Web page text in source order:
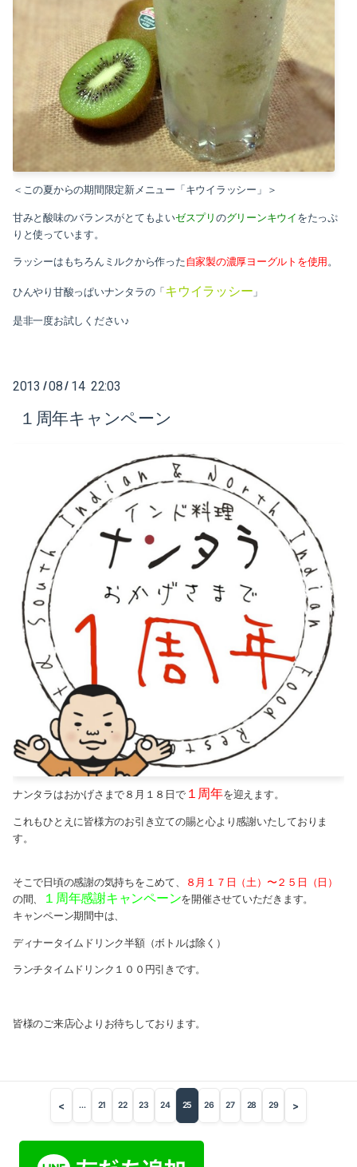
2014-08（7）
2014-05（1）
2014-04（6）
2014-01（2）
2013-12（1）
2013-03（1）
2013-02（1）
2012-12（2）
2012-11（3）
2012-10（1）
2012-08（3）
2012-06（1）
2015-11（2）
2015-09（2）
2015-07（2）
2015-06（3）
2015-05（1）
2015-04（2）
2014-12（2）
2014-08（7）
2014-04（6）
2014-01（2）
2013-12（1）
2013-11（1）
2013-10（1）
2013-09（1）
2013-07（2）
2013-01（3）
2012-11（3）
2012-08（3）
＜この夏からの期間限定新メニュー「キウイラッシー」＞
甘みと酸味のバランスがとてもよいゼスプリ のグリーンキウイ をたっぷ
りと使っています。
ラッシーはもちろんミルクから作った自家製の濃厚ヨーグルトを使用 。
ひんやり甘酸っぱいナンタラの「キウイラッシー 」
是非一度お試しください♪
2013 /08 / 14 22:03
１周年キャンペーン
ナンタラはおかげさまで８月１８日で１周年を迎えます。
これもひとえに皆様方のお引き立ての賜と心より感謝いたしておりま
す。
そこで日頃の感謝の気持ちをこめて、 ８月１７日（土）〜２５日（日）
の間、 １周年感謝キャンペーンを開催させていただきます。
キャンペーン期間中は、
ディナータイムドリンク半額（ボ トルは除く）
ランチタイムドリンク１００円引きです。
皆様のご来店心よりお待ちしております。
< ... 21 22 23 24 25 26 27 28 29 >